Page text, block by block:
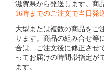
滋賀県から発送します。商
16時までのご注文で当日発
大型または複数の商品をご
ります。商品の組み合せ等
合は、ご注文後に修正させ
ってお届けの時間帯指定が
ます。